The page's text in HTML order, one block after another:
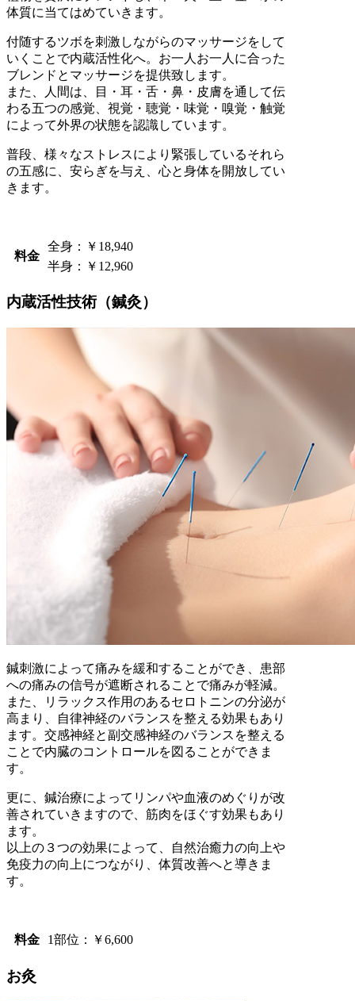
体質に当てはめていきます。
付随するツボを刺激しながらのマッサージをして
いくことで内蔵活性化へ。お一人お一人に合った
ブレンドとマッサージを提供致します。
また、人間は、目・耳・舌・鼻・皮膚を通して伝
わる五つの感覚、視覚・聴覚・味覚・嗅覚・触覚
によって外界の状態を認識しています。
普段、様々なストレスにより緊張しているそれら
の五感に、安らぎを与え、心と身体を開放してい
きます。
料金
全身：￥18,940
半身：￥12,960
内蔵活性技術（鍼灸）
鍼刺激によって痛みを緩和することができ、患部
への痛みの信号が遮断されることで痛みが軽減。
また、リラックス作用のあるセロトニンの分泌が
高まり、自律神経のバランスを整える効果もあり
ます。交感神経と副交感神経のバランスを整える
ことで内臓のコントロールを図ることができま
す。
更に、鍼治療によってリンパや血液のめぐりが改
善されていきますので、筋肉をほぐす効果もあり
ます。
以上の３つの効果によって、自然治癒力の向上や
免疫力の向上につながり、体質改善へと導きま
す。
料金 1部位：￥6,600
お灸